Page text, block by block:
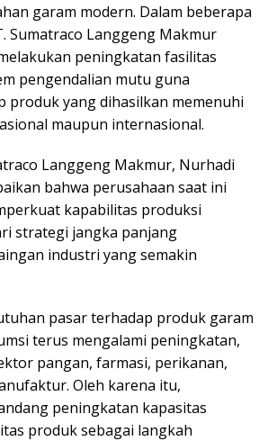
garam modern. Dalam beberapa
Sumatraco Langgeng Makmur
peningkatan fasilitas
pengendalian mutu guna
produk yang dihasilkan memenuhi
maupun internasional.
Langgeng Makmur, Nurhadi
bahwa perusahaan saat ini
kapabilitas produksi
strategi jangka panjang
industri yang semakin
pasar terhadap produk garam
terus mengalami peningkatan,
pangan, farmasi, perikanan,
Oleh karena itu,
peningkatan kapasitas
produk sebagai langkah